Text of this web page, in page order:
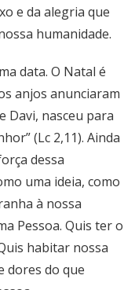
e da alegria que
humanidade.
data. O Natal é
anjos anunciaram
Davi, nasceu para
(Lc 2,11). Ainda
dessa
uma ideia, como
à nossa
Pessoa. Quis ter o
habitar nossa
dores do que